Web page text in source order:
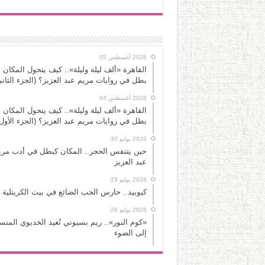
2026 أغسطس 05
القاهرة «ألف ليلة وليلة».. كيف يتحول المكان
بطل في روايات مريم عبد العزيز؟ (الجزء
2026 أغسطس 04
القاهرة «ألف ليلة وليلة».. كيف يتحول المكان
بطل في روايات مريم عبد العزيز؟ (الجزء
2026 يوليو 30
حين يتنفس الحجر.. المكان كبطل في أدب
عبد العزيز
2026 يوليو 29
كيوبيد.. حارس الحب الضائع في بيت الكريتلية
2026 يوليو 28
«كوم النور».. ريم بسيوني تُعيد الخديوي
إلى الضوء